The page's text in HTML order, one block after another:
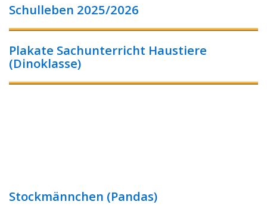
Schulleben 2025/2026
Plakate Sachunterricht Haustiere
(Dinoklasse)
Stockmännchen (Pandas)